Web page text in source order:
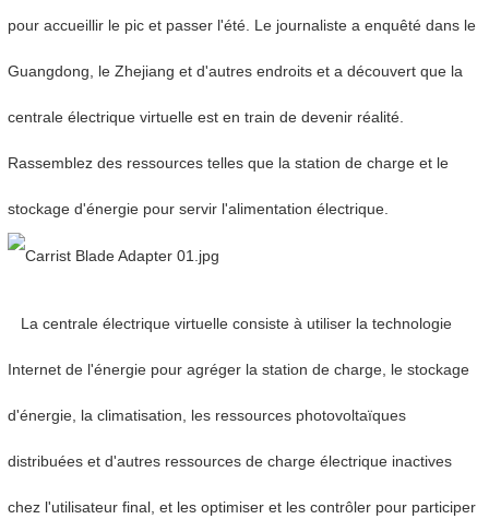
pour accueillir le pic et passer l'été. Le journaliste a enquêté dans le
Guangdong, le Zhejiang et d'autres endroits et a découvert que la
centrale électrique virtuelle est en train de devenir réalité.
Rassemblez des ressources telles que la station de charge et le
stockage d'énergie pour servir l'alimentation électrique.
La centrale électrique virtuelle consiste à utiliser la technologie
Internet de l'énergie pour agréger la station de charge, le stockage
d'énergie, la climatisation, les ressources photovoltaïques
distribuées et d'autres ressources de charge électrique inactives
chez l'utilisateur final, et les optimiser et les contrôler pour participer